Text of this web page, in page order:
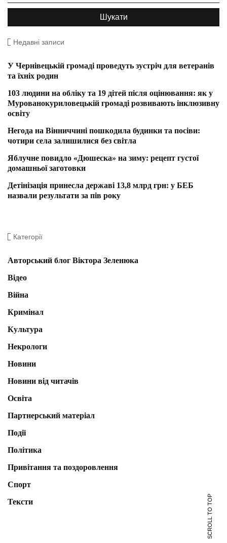
Недавні записи
У Чернівецькій громаді проведуть зустріч для ветеранів
та їхніх родин
103 людини на обліку та 19 дітей після оцінювання: як у
Мурованокуриловецькій громаді розвивають інклюзивну
освіту
Негода на Вінниччині пошкодила будинки та посіви:
чотири села залишилися без світла
Яблучне повидло «Дюшеска» на зиму: рецепт густої
домашньої заготовки
Детінізація принесла державі 13,8 млрд грн: у БЕБ
назвали результати за пів року
Категорії
Авторський блог Віктора Зеленюка
Відео
Війна
Кримінал
Культура
Некрологи
Новини
Новини від читачів
Освіта
Партнерський матеріал
Події
Політика
Привітання та поздоровлення
Спорт
Тексти
SCROLL TO TOP